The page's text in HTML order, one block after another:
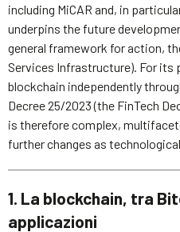
including MiCAR and, in
underpins the future
general framework for action,
Services Infrastructure). For its
blockchain independently
Decree 25/2023 (the FinTech
is therefore complex,
further changes as
1. La blockchain, tra
applicazioni